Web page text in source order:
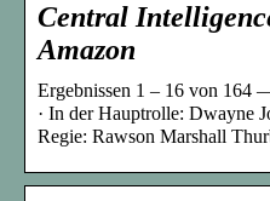
Central
Amazon
Ergebnissen 1 – 16 von 164
· In der Hauptrolle: Dwayne
Regie: Rawson Marshall